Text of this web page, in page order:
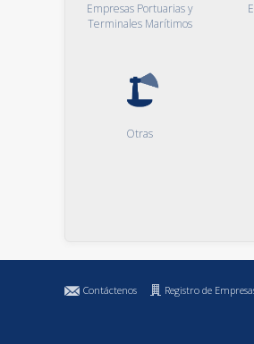
Empresas Portuarias y
Terminales Marítimos
Otras
Contáctenos Registro de